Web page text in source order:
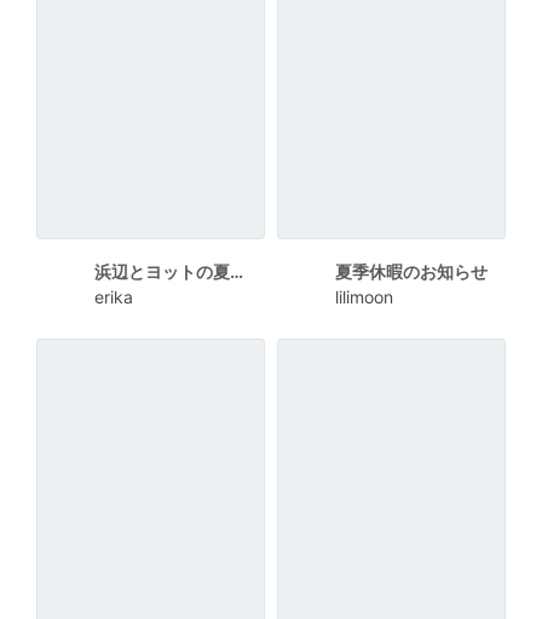
浜辺とヨットの夏季休業のお知らせポスター
erika
夏季休暇のお知らせ
lilimoon